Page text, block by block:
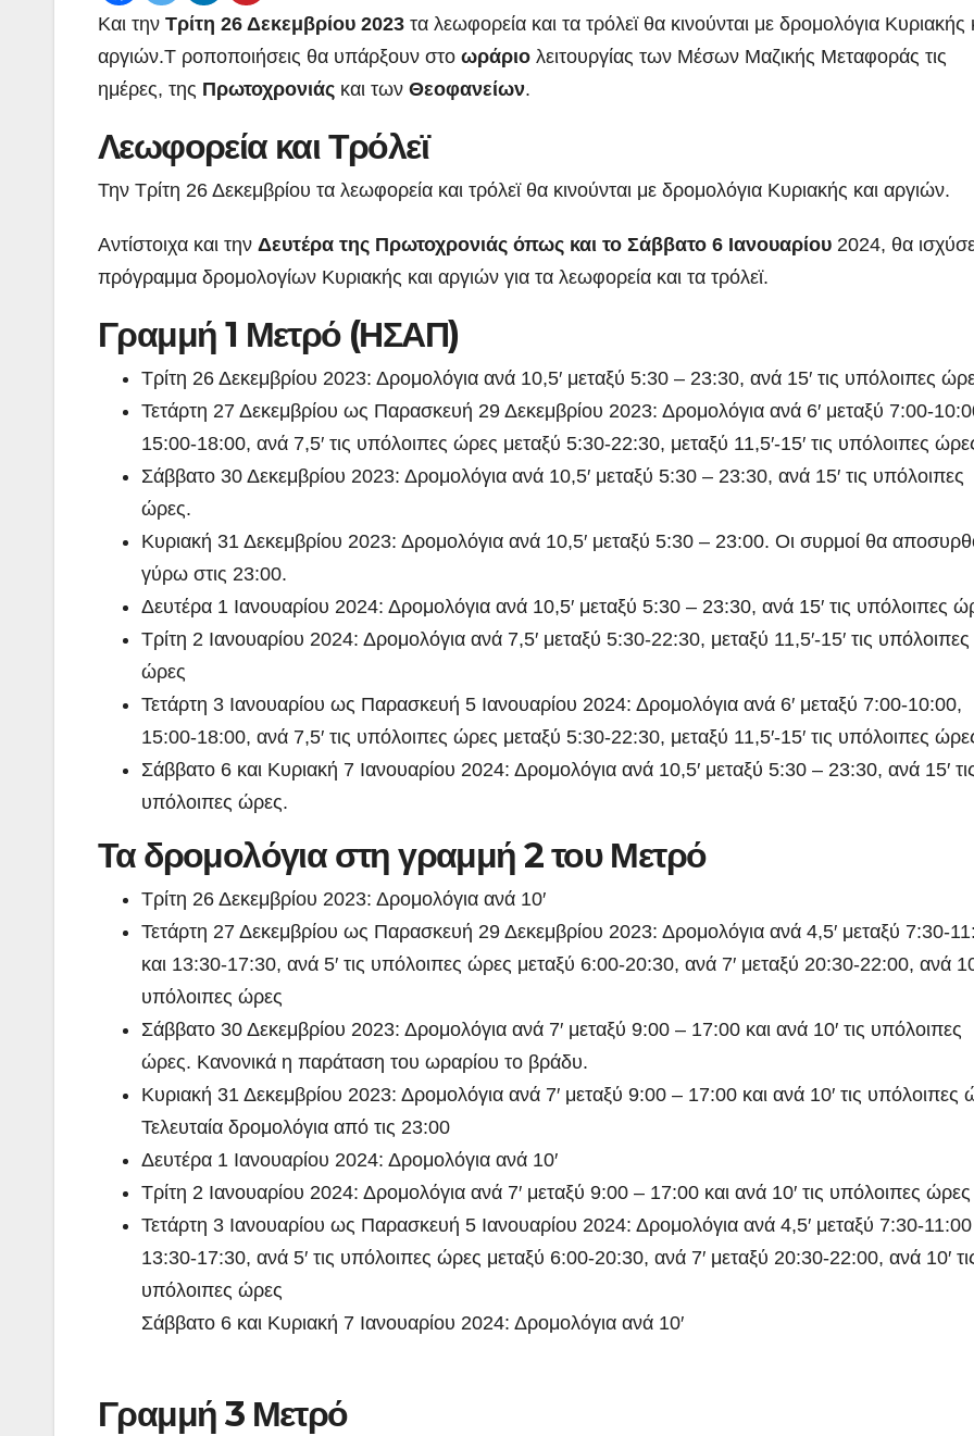
Kαι την Τρίτη 26 Δεκεμβρίου 2023 τα λεωφορεία και τα τρόλεϊ θα κινούνται με δρομολόγια Κυριακής
αργιών.Τ ροποποιήσεις θα υπάρξουν στο ωράριο λειτουργίας των Μέσων Μαζικής Μεταφοράς τις
ημέρες, της Πρωτοχρονιάς και των Θεοφανείων.
Λεωφορεία και Τρόλεϊ
Την Τρίτη 26 Δεκεμβρίου τα λεωφορεία και τρόλεϊ θα κινούνται με δρομολόγια Κυριακής και αργιών.
Αντίστοιχα και την Δευτέρα της Πρωτοχρονιάς όπως και το Σάββατο 6 Ιανουαρίου 2024, θα
πρόγραμμα δρομολογίων Κυριακής και αργιών για τα λεωφορεία και τα τρόλεϊ.
Γραμμή 1 Μετρό (ΗΣΑΠ)
Τρίτη 26 Δεκεμβρίου 2023: Δρομολόγια ανά 10,5′ μεταξύ 5:30 – 23:30, ανά 15′ τις υπόλοιπες
Τετάρτη 27 Δεκεμβρίου ως Παρασκευή 29 Δεκεμβρίου 2023: Δρομολόγια ανά 6′ μεταξύ 7:00-
15:00-18:00, ανά 7,5′ τις υπόλοιπες ώρες μεταξύ 5:30-22:30, μεταξύ 11,5′-15′ τις υπόλοιπες
Σάββατο 30 Δεκεμβρίου 2023: Δρομολόγια ανά 10,5′ μεταξύ 5:30 – 23:30, ανά 15′ τις υπόλοιπες
ώρες.
Κυριακή 31 Δεκεμβρίου 2023: Δρομολόγια ανά 10,5′ μεταξύ 5:30 – 23:00. Οι συρμοί θα
γύρω στις 23:00.
Δευτέρα 1 Ιανουαρίου 2024: Δρομολόγια ανά 10,5′ μεταξύ 5:30 – 23:30, ανά 15′ τις υπόλοιπες
Τρίτη 2 Ιανουαρίου 2024: Δρομολόγια ανά 7,5′ μεταξύ 5:30-22:30, μεταξύ 11,5′-15′ τις υπόλοιπες
ώρες
Τετάρτη 3 Ιανουαρίου ως Παρασκευή 5 Ιανουαρίου 2024: Δρομολόγια ανά 6′ μεταξύ 7:00-10:00,
15:00-18:00, ανά 7,5′ τις υπόλοιπες ώρες μεταξύ 5:30-22:30, μεταξύ 11,5′-15′ τις υπόλοιπες
Σάββατο 6 και Κυριακή 7 Ιανουαρίου 2024: Δρομολόγια ανά 10,5′ μεταξύ 5:30 – 23:30, ανά 15′
υπόλοιπες ώρες.
Τα δρομολόγια στη γραμμή 2 του Μετρό
Τρίτη 26 Δεκεμβρίου 2023: Δρομολόγια ανά 10′
Τετάρτη 27 Δεκεμβρίου ως Παρασκευή 29 Δεκεμβρίου 2023: Δρομολόγια ανά 4,5′ μεταξύ 7:30-
και 13:30-17:30, ανά 5′ τις υπόλοιπες ώρες μεταξύ 6:00-20:30, ανά 7′ μεταξύ 20:30-22:00, ανά
υπόλοιπες ώρες
Σάββατο 30 Δεκεμβρίου 2023: Δρομολόγια ανά 7′ μεταξύ 9:00 – 17:00 και ανά 10′ τις υπόλοιπες
ώρες. Κανονικά η παράταση του ωραρίου το βράδυ.
Κυριακή 31 Δεκεμβρίου 2023: Δρομολόγια ανά 7′ μεταξύ 9:00 – 17:00 και ανά 10′ τις υπόλοιπες
Τελευταία δρομολόγια από τις 23:00
Δευτέρα 1 Ιανουαρίου 2024: Δρομολόγια ανά 10′
Τρίτη 2 Ιανουαρίου 2024: Δρομολόγια ανά 7′ μεταξύ 9:00 – 17:00 και ανά 10′ τις υπόλοιπες ώρες
Τετάρτη 3 Ιανουαρίου ως Παρασκευή 5 Ιανουαρίου 2024: Δρομολόγια ανά 4,5′ μεταξύ 7:30-11:00
13:30-17:30, ανά 5′ τις υπόλοιπες ώρες μεταξύ 6:00-20:30, ανά 7′ μεταξύ 20:30-22:00, ανά 10′
υπόλοιπες ώρες
Σάββατο 6 και Κυριακή 7 Ιανουαρίου 2024: Δρομολόγια ανά 10′
Γραμμή 3 Μετρό
ΝΑΥΠΛΙΟ:
Άσκηση
(βίντεο)
Ενημερωτική
επίσκεψη του
Προέδρου
ΦΟΔΣΑ κ.
Ιωάννη
Σμυρνιώτη στο
Ολιστικό Σχέδιο
Ανακύκλωσης
ΒΙΝΤΕΟ
ADMIN
18
τον